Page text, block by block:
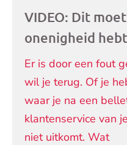
VIDEO: Dit
onenigheid
Er is door een fout
wil je terug. Of je
waar je na een
klantenservice van
niet uitkomt. Wat